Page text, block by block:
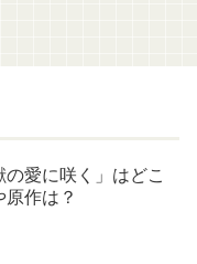
の愛に咲く」はどこ
作は？